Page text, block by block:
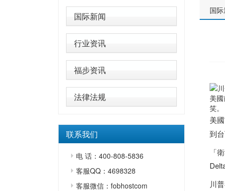
国际新闻
行业资讯
福步资讯
法律法规
联系我们
电 话：400-808-5836
客服QQ：4698328
客服微信：fobhostcom
国
美
笑。
美
到
「
川